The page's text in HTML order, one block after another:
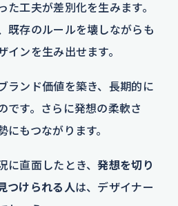
工夫が差別化を生みます。
既存のルールを壊しながらも
ンを生み出せます。
ランド価値を築き、長期的に
です。さらに発想の柔軟さ
もつながります。
に直面したとき、発想を切り
つけられる人は、デザイナー